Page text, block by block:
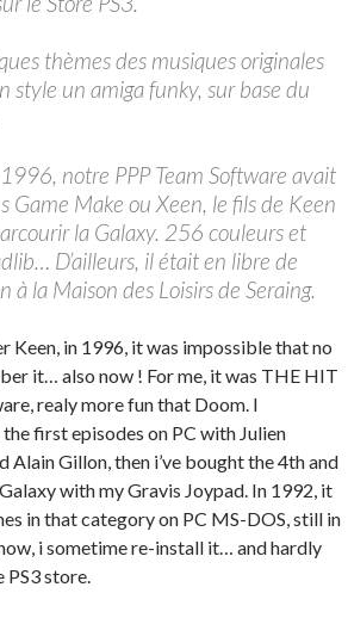
thèmes des musiques originales
style un amiga funky, sur base du
notre PPP Team Software avait
Game Make ou Xeen, le fils de Keen
la Galaxy. 256 couleurs et
D’ailleurs, il était en libre de
à la Maison des Loisirs de Seraing.
Keen, in 1996, it was impossible that no
it… also now ! For me, it was THE HIT
realy more fun that Doom. I
first episodes on PC with Julien
Alain Gillon, then i’ve bought the 4th and
with my Gravis Joypad. In 1992, it
in that category on PC MS-DOS, still in
i sometime re-install it… and hardly
PS3 store.